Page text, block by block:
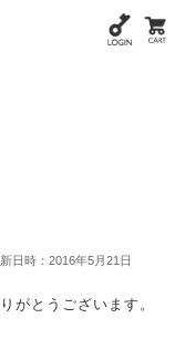
日時：2016年5月21日
がとうございます。